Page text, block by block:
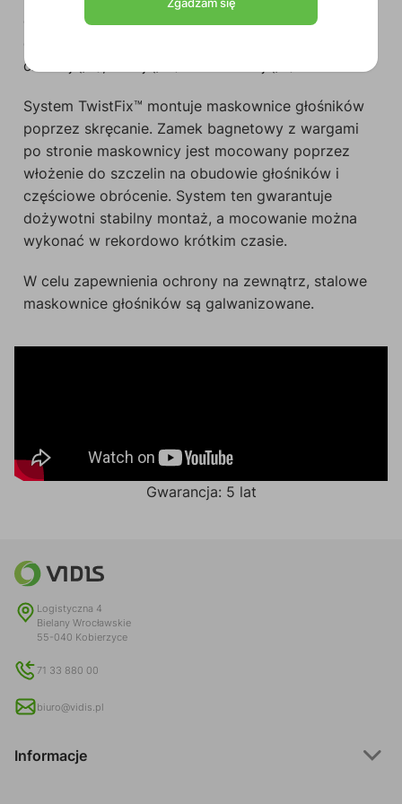
głośników CALI. Maskownice GLI pasują do
czarnej (/B), białej (/W) i malowanej (/P).
System TwistFix™ montuje maskownice głośników
poprzez skręcanie. Zamek bagnetowy z wargami
po stronie maskownicy jest mocowany poprzez
włożenie do szczelin na obudowie głośników i
częściowe obrócenie. System ten gwarantuje
dożywotni stabilny montaż, a mocowanie można
wykonać w rekordowo krótkim czasie.
W celu zapewnienia ochrony na zewnątrz, stalowe
maskownice głośników są galwanizowane.
Gwarancja: 5 lat
Logistyczna 4
Bielany Wrocławskie
55-040 Kobierzyce
71 33 880 00
biuro@vidis.pl
Informacje